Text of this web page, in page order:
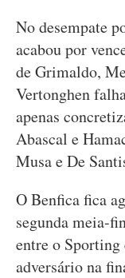
No desempate
acabou por
de Grimaldo,
Vertonghen
apenas
Abascal e
Musa e De
O Benfica fica
segunda meia-
entre o Sporting
adversário na